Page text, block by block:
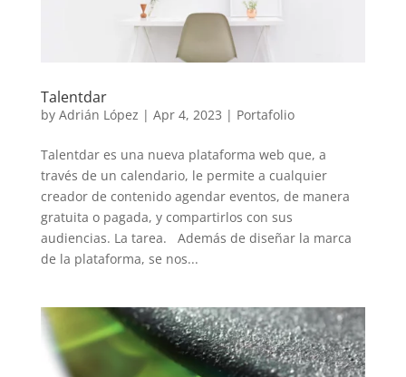
Talentdar
by Adrián López | Apr 4, 2023 | Portafolio
Talentdar es una nueva plataforma web que, a
través de un calendario, le permite a cualquier
creador de contenido agendar eventos, de manera
gratuita o pagada, y compartirlos con sus
audiencias. La tarea. Además de diseñar la marca
de la plataforma, se nos...